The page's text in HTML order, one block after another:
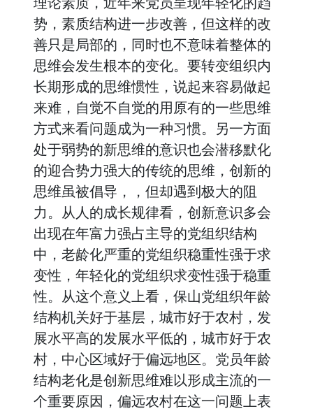
势，素质结构进一步改善，但这样的改
善只是局部的，同时也不意味着整体的
思维会发生根本的变化。要转变组织内
长期形成的思维惯性，说起来容易做起
来难，自觉不自觉的用原有的一些思维
方式来看问题成为一种习惯。另一方面
处于弱势的新思维的意识也会潜移默化
的迎合势力强大的传统的思维，创新的
思维虽被倡导，，但却遇到极大的阻
力。从人的成长规律看，创新意识多会
出现在年富力强占主导的党组织结构
中，老龄化严重的党组织稳重性强于求
变性，年轻化的党组织求变性强于稳重
性。从这个意义上看，保山党组织年龄
结构机关好于基层，城市好于农村，发
展水平高的发展水平低的，城市好于农
村，中心区域好于偏远地区。党员年龄
结构老化是创新思维难以形成主流的一
个重要原因，偏远农村在这一问题上表